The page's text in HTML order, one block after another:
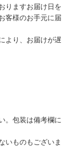
りますお届け日を
客様のお手元に届
より、お届けが遅
。包装は備考欄に
いものもございま